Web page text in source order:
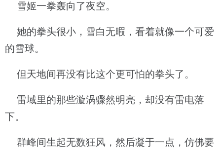
雪姬一拳轰向了夜空。
她的拳头很小，雪白无暇，看着就像一个可爱
的雪球。
但天地间再没有比这个更可怕的拳头了。
雷域里的那些漩涡骤然明亮，却没有雷电落
下。
群峰间生起无数狂风，然后凝于一点，仿佛要